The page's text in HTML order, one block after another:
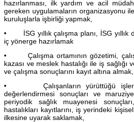
hazırlanması, ilk yardım ve acil
gereken uygulamaların organizasyonu
kuruluşlarla işbirliği yapmak,
• İSG yıllık çalışma planı, İSG yıllık
iç yönerge hazırlamak
• Çalışma ortamının gözetimi,
kazası ve meslek hastalığı ile iş
ve çalışma sonuçlarını kayıt altına almak,
• Çalışanların yürüttüğü işler,
değerlendirmesi sonuçları ve
periyodik sağlık muayenesi
hastalıkları kayıtlarını, iş yerindeki
ilkesine uyarak saklamak,